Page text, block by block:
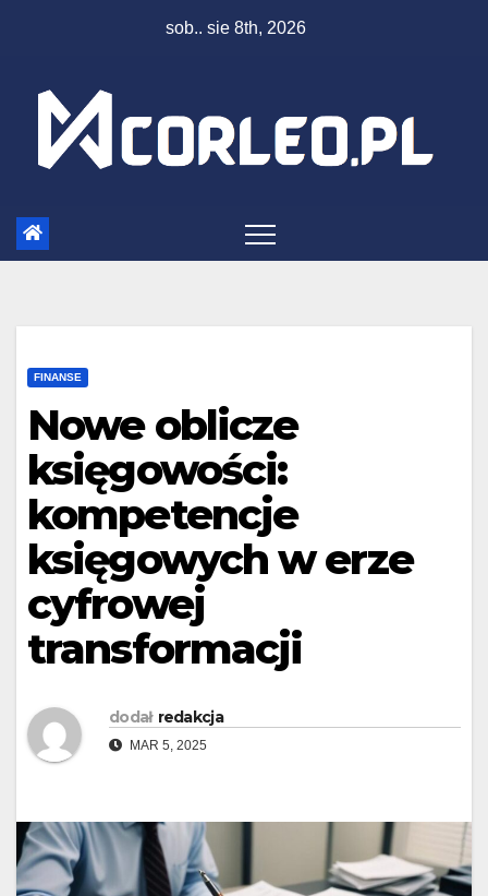
sob.. sie 8th, 2026
FINANSE
Nowe oblicze
księgowości:
kompetencje
księgowych w erze
cyfrowej
transformacji
dodał redakcja
MAR 5, 2025